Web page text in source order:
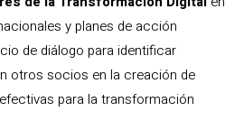
y planes de acción
de diálogo para identificar
otros socios en la creación de
para la transformación